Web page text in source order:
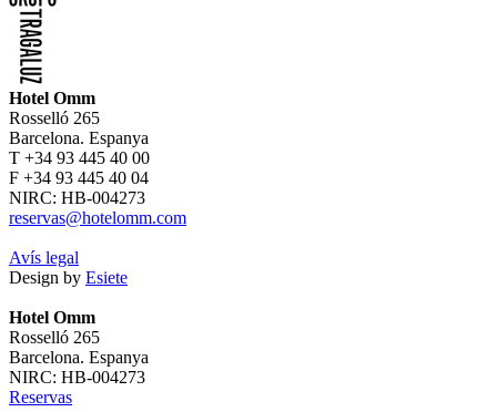
Hotel Omm
Rosselló 265
Barcelona. Espanya
T +34 93 445 40 00
F +34 93 445 40 04
NIRC: HB-004273
reservas@hotelomm.com
Avís legal
Design by Esiete
Hotel Omm
Rosselló 265
Barcelona. Espanya
NIRC: HB-004273
Reservas